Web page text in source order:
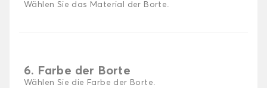
Wählen Sie das Material der Borte.
6. Farbe der Borte
Wählen Sie die Farbe der Borte.